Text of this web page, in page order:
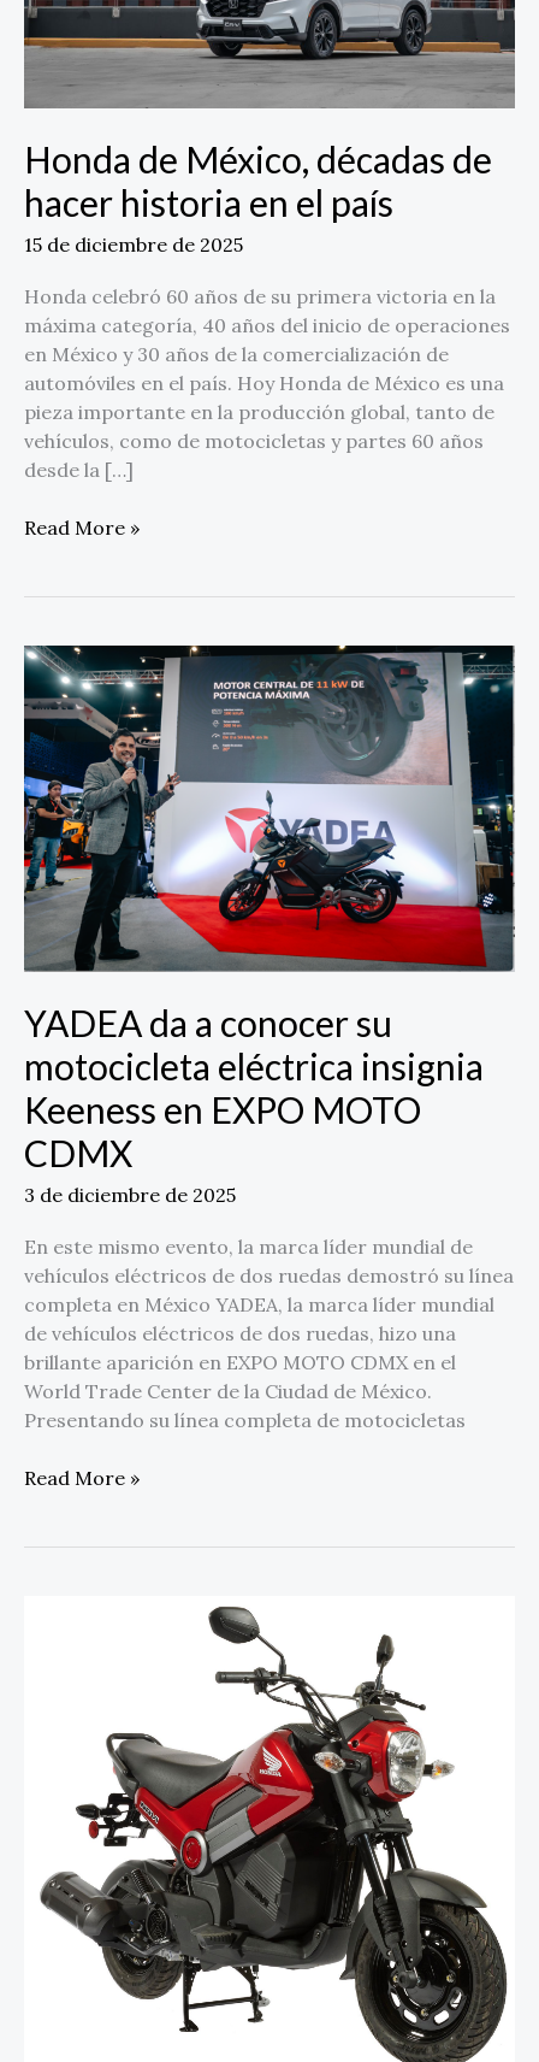
Honda de México, décadas de
hacer historia en el país
15 de diciembre de 2025
Honda celebró 60 años de su primera victoria en la
máxima categoría, 40 años del inicio de operaciones
en México y 30 años de la comercialización de
automóviles en el país. Hoy Honda de México es una
pieza importante en la producción global, tanto de
vehículos, como de motocicletas y partes 60 años
desde la […]
el
país
Read More »
YADEA da a conocer su
motocicleta eléctrica insignia
Keeness en EXPO MOTO
CDMX
3 de diciembre de 2025
En este mismo evento, la marca líder mundial de
vehículos eléctricos de dos ruedas demostró su línea
completa en México YADEA, la marca líder mundial
de vehículos eléctricos de dos ruedas, hizo una
brillante aparición en EXPO MOTO CDMX en el
World Trade Center de la Ciudad de México.
Presentando su línea completa de motocicletas
YADEA
da
a
conocer
su
motocicleta
eléctrica
insignia
Keeness
en
EXPO
MOTO
CDMX
Read More »
aniversario
México